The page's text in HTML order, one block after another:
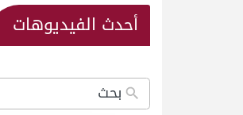
أحدث الفيديوهات